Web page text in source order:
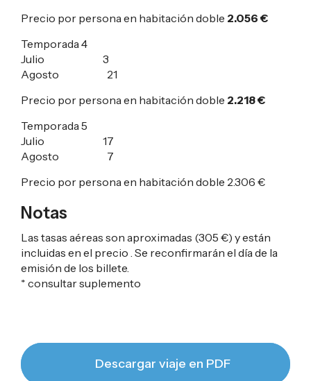
Precio por persona en habitación doble 2.056 €
Temporada 4
Julio 3
Agosto 21
Precio por persona en habitación doble 2.218 €
Temporada 5
Julio 17
Agosto 7
Precio por persona en habitación doble 2.306 €
Notas
Las tasas aéreas son aproximadas (305 €) y están
incluidas en el precio . Se reconfirmarán el día de la
emisión de los billete.
* consultar suplemento
Descargar viaje en PDF